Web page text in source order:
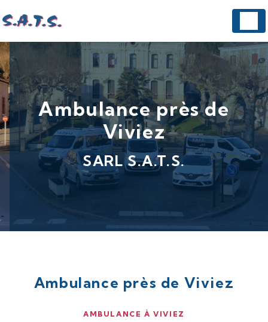
Ambulance près de
Viviez
SARL S.A.T.S.
Ambulance près de Viviez
AMBULANCE À VIVIEZ